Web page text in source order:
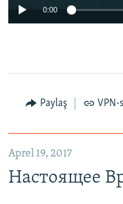
0:00
Paylaş VPN-
Aprel 19, 2017
Настоящее